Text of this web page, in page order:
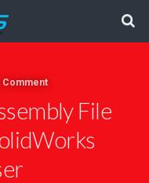
Comment
File